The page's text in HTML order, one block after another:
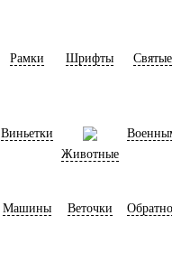
Рамки Шрифты Святые
Виньетки
Животные
Машины Веточки